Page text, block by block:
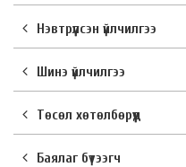
Нэвтрүүлсэн үйлчилгээ
Шинэ үйлчилгээ
Төсөл хөтөлбөрүүд
Баялаг бүтээгч